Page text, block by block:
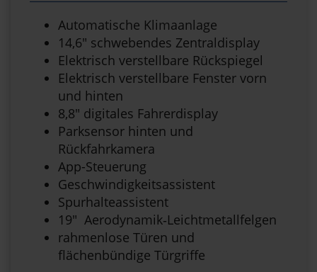
Automatische Klimaanlage
14,6" schwebendes Zentraldisplay
Elektrisch verstellbare Rückspiegel
Elektrisch verstellbare Fenster vorn
und hinten
8,8" digitales Fahrerdisplay
Parksensor hinten und
Rückfahrkamera
App-Steuerung
Geschwindigkeitsassistent
Spurhalteassistent
19" Aerodynamik‑Leichtmetallfelgen
rahmenlose Türen und
flächenbündige Türgriffe